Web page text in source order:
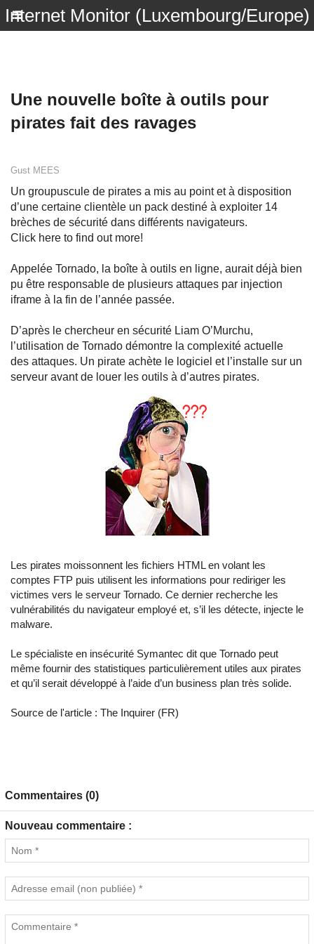
Internet Monitor (Luxembourg/Europe)
Une nouvelle boîte à outils pour
pirates fait des ravages
Gust MEES
Un groupuscule de pirates a mis au point et à disposition
d’une certaine clientèle un pack destiné à exploiter 14
brèches de sécurité dans différents navigateurs.
Click here to find out more!
Appelée Tornado, la boîte à outils en ligne, aurait déjà bien
pu être responsable de plusieurs attaques par injection
iframe à la fin de l’année passée.
D’après le chercheur en sécurité Liam O’Murchu,
l’utilisation de Tornado démontre la complexité actuelle
des attaques. Un pirate achète le logiciel et l’installe sur un
serveur avant de louer les outils à d’autres pirates.
Les pirates moissonnent les fichiers HTML en volant les
comptes FTP puis utilisent les informations pour rediriger les
victimes vers le serveur Tornado. Ce dernier recherche les
vulnérabilités du navigateur employé et, s’il les détecte, injecte le
malware.
Le spécialiste en insécurité Symantec dit que Tornado peut
même fournir des statistiques particulièrement utiles aux pirates
et qu’il serait développé à l’aide d’un business plan très solide.
Source de l'article : The Inquirer (FR)
Commentaires (0)
Nouveau commentaire :